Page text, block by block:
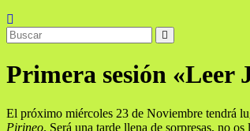
Primera sesión
El próximo miércoles 23 de Noviembre tendrá
Pirineo. Será una tarde llena de sorpresas, no